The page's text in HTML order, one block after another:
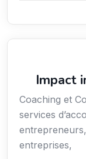
Impact
Coaching et
services
entreprises,